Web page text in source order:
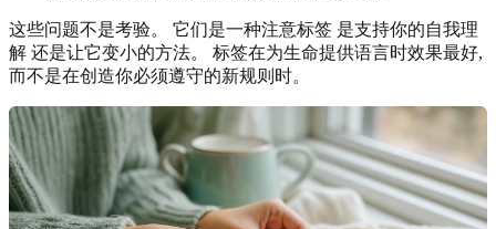
这些问题不是考验。 它们是一种注意标签 是支持你的自我理
解 还是让它变小的方法。 标签在为生命提供语言时效果最好,
而不是在创造你必须遵守的新规则时。